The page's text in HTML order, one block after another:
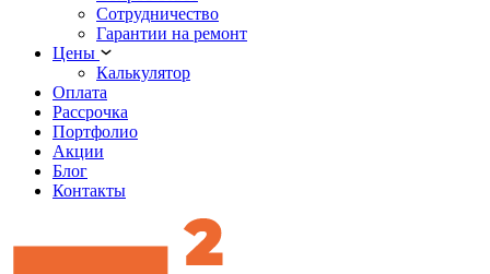
Сотрудничество
Гарантии на ремонт
Цены
Калькулятор
Оплата
Рассрочка
Портфолио
Акции
Блог
Контакты